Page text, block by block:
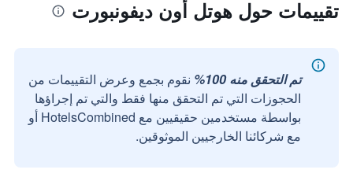
تقييمات حول هوتل أون ديفونبورت
تم التحقق منه 100%
نقوم بجمع وعرض التقييمات من
الحجوزات التي تم التحقق منها فقط والتي تم إجراؤها
بواسطة مستخدمين حقيقيين مع HotelsCombined أو
مع شركائنا الخارجيين الموثوقين.